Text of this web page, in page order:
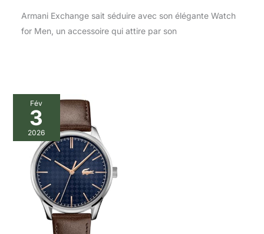
Armani Exchange sait séduire avec son élégante Watch
for Men, un accessoire qui attire par son
Fév
3
2026